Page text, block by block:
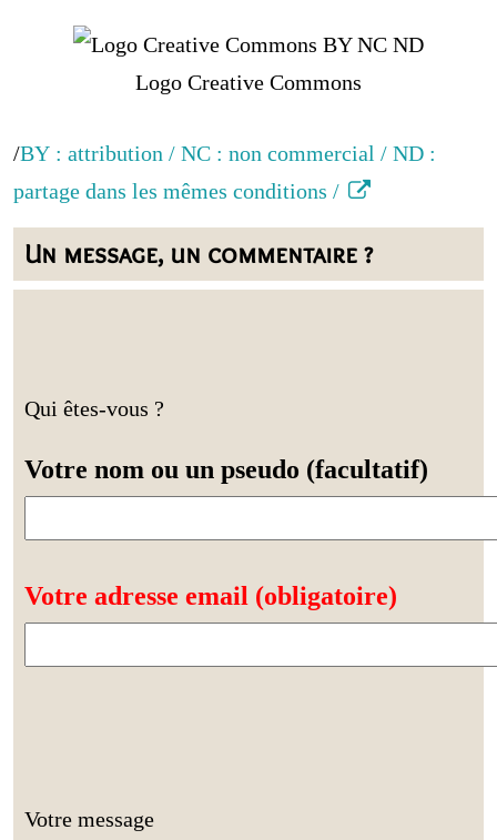
Logo Creative Commons
/BY : attribution / NC : non commercial / ND :
partage dans les mêmes conditions /
Un message, un commentaire ?
Qui êtes-vous ?
Votre nom ou un pseudo (facultatif)
Votre adresse email (obligatoire)
Votre message